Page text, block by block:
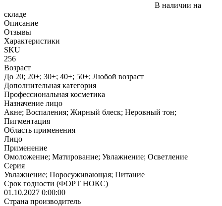
В наличии на
складе
Описание
Отзывы
Характеристики
SKU
256
Возраст
До 20; 20+; 30+; 40+; 50+; Любой возраст
Дополнительная категория
Профессиональная косметика
Назначение лицо
Акне; Воспаления; Жирный блеск; Неровный тон;
Пигментация
Область применения
Лицо
Применение
Омоложение; Матирование; Увлажнение; Осветление
Серия
Увлажнение; Поросуживающая; Питание
Срок годности (ФОРТ НОКС)
01.10.2027 0:00:00
Страна производитель